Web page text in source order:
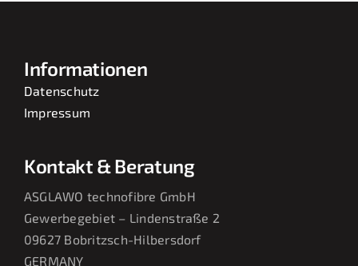
Informationen
Datenschutz
Impressum
Kontakt & Beratung
ASGLAWO technofibre GmbH
Gewerbegebiet – Lindenstraße 2
09627 Bobritzsch-Hilbersdorf
GERMANY